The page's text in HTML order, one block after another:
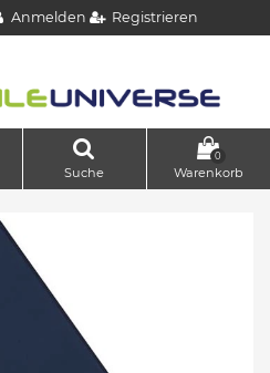
Anmelden Registrieren
Suche
0
Warenkorb